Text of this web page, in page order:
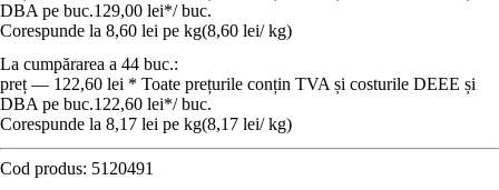
DBA pe buc.129,00 lei*/ buc.
Corespunde la 8,60 lei pe kg(8,60 lei/ kg)
La cumpărarea a 44 buc.:
preț — 122,60 lei * Toate prețurile conțin TVA și costurile DEEE și
DBA pe buc.122,60 lei*/ buc.
Corespunde la 8,17 lei pe kg(8,17 lei/ kg)
Cod produs: 5120491